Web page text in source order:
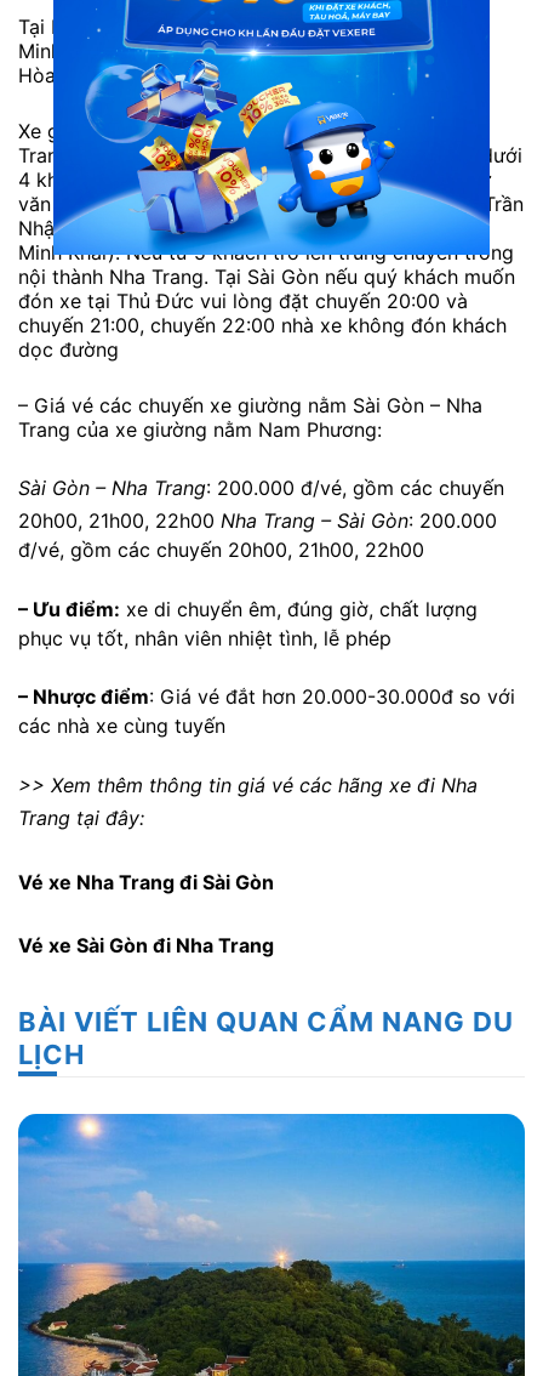
Tại bến xe 23/9 (Công viên 23/9 – Quận 1 – Hồ Chí
Minh) xe sẽ di đến 01 Lê Duẩn – Cam Ranh – Khánh
Hòa
Xe giường nằm Nam Phương tuyến Sài Gòn – Nha
Trang hỗ trợ trung chuyển tại đầu Nha Trang. Nếu dưới
4 khách sẽ trung chuyển trong bán kính 1km tính từ
văn phòng số 10 Nguyễn Thiện Thuật ( các đường Trần
Nhật Duật, Nguyễn Trãi, Lê Thánh Tôn, Nguyễn Thị
Minh Khai). Nếu từ 5 khách trở lên trung chuyển trong
nội thành Nha Trang. Tại Sài Gòn nếu quý khách muốn
đón xe tại Thủ Đức vui lòng đặt chuyến 20:00 và
chuyến 21:00, chuyến 22:00 nhà xe không đón khách
dọc đường
– Giá vé các chuyến xe giường nằm Sài Gòn – Nha
Trang của xe giường nằm Nam Phương:
Sài Gòn – Nha Trang: 200.000 đ/vé, gồm các chuyến
20h00, 21h00, 22h00 Nha Trang – Sài Gòn: 200.000
đ/vé, gồm các chuyến 20h00, 21h00, 22h00
– Ưu điểm: xe di chuyển êm, đúng giờ, chất lượng
phục vụ tốt, nhân viên nhiệt tình, lễ phép
– Nhược điểm: Giá vé đắt hơn 20.000-30.000đ so với
các nhà xe cùng tuyến
>> Xem thêm thông tin giá vé các hãng xe đi Nha
Trang tại đây:
Vé xe Nha Trang đi Sài Gòn
Vé xe Sài Gòn đi Nha Trang
BÀI VIẾT LIÊN QUAN CẨM NANG DU
LỊCH